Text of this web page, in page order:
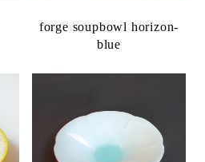
forge soupbowl horizon-
blue